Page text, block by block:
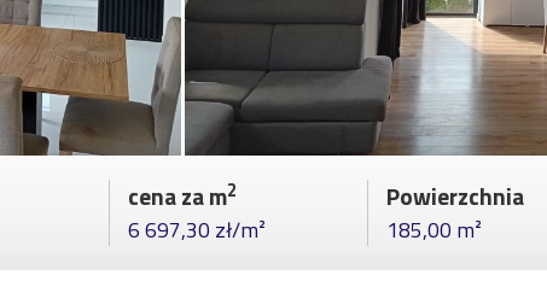
cena za m2
6 697,30 zł/m²
Powierzchnia
185,00 m²